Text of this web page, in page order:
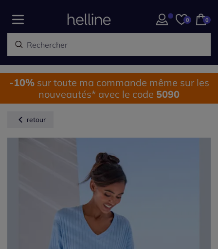
0 0
-10%sur toute ma commande même sur les
nouveautés* avec le code 5090
retour